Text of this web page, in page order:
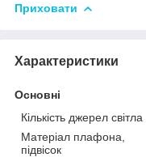
Приховати
Характеристики
Основні
Кількість джерел світла
Матеріал плафона,
підвісок